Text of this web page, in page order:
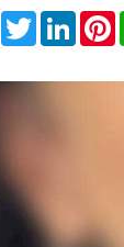
FacebookTwitter